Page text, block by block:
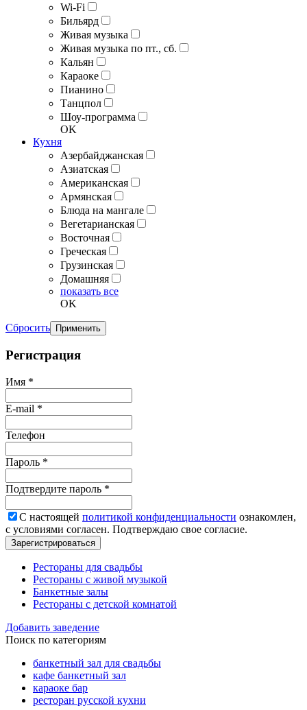
Wi-Fi
Бильярд
Живая музыка
Живая музыка по пт., сб.
Кальян
Караоке
Пианино
Танцпол
Шоу-программа
OK
Кухня
Азербайджанская
Азиатская
Американская
Армянская
Блюда на мангале
Вегетарианская
Восточная
Греческая
Грузинская
Домашняя
показать все
OK
Сбросить Применить
Регистрация
Имя *
E-mail *
Телефон
Пароль *
Подтвердите пароль *
С настоящей политикой конфиденциальности ознакомлен,
с условиями согласен. Подтверждаю свое согласие.
Зарегистрироваться
Рестораны для свадьбы
Рестораны с живой музыкой
Банкетные залы
Рестораны с детской комнатой
Добавить заведение
Поиск по категориям
банкетный зал для свадьбы
кафе банкетный зал
караоке бар
ресторан русской кухни